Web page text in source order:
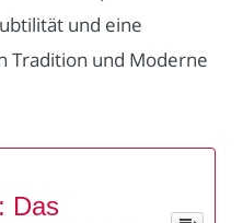
und eine
Tradition und Moderne
Das